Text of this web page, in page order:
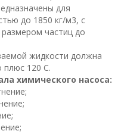
для
до 1850 кг/м3, с
размером частиц до
жидкости должна
плюс 120 С.
химического насоса: